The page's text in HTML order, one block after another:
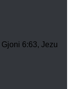
6:63, Jezu